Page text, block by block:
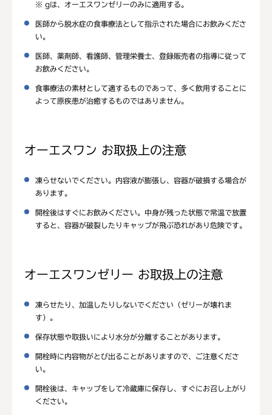
※ gは、オーエスワンゼリーのみに適用する。
医師から脱水症の食事療法として指示された場合にお飲みくださ
い。
医師、薬剤師、看護師、管理栄養士、登録販売者の指導に従って
お飲みください。
食事療法の素材として適するものであって、多く飲用することに
よって原疾患が治癒するものではありません。
オーエスワン お取扱上の注意
凍らせないでください。内容液が膨張し、容器が破損する場合が
あります。
開栓後はすぐにお飲みください。中身が残った状態で常温で放置
すると、容器が破裂したりキャップが飛ぶ恐れがあり危険です。
オーエスワンゼリー お取扱上の注意
凍らせたり、加温したりしないでください（ゼリーが壊れま
す）。
保存状態や取扱いにより水分が分離することがあります。
開栓時に内容物がとび出ることがありますので、ご注意くださ
い。
開栓後は、キャップをして冷蔵庫に保存し、すぐにお召し上がり
ください。